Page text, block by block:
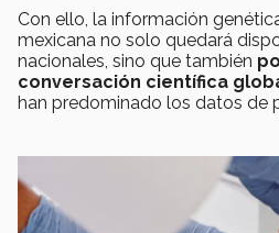
Con ello, la información
mexicana no solo quedará
nacionales, sino que también
conversación científica
han predominado los datos de